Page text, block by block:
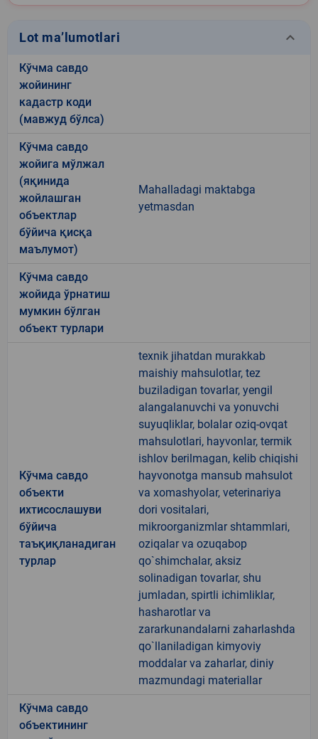
Lot ma’lumotlari keyboard_arrow_down
Кўчма савдо
жойининг
кадастр коди
(мавжуд бўлса)
Кўчма савдо
жойига мўлжал
(яқинида
жойлашган
объектлар
бўйича қисқа
маълумот)
Mahalladagi maktabga
yetmasdan
Кўчма савдо
жойида ўрнатиш
мумкин бўлган
объект турлари
Кўчма савдо
объекти
ихтисослашуви
бўйича
таъқиқланадиган
турлар
texnik jihatdan murakkab
maishiy mahsulotlar, tez
buziladigan tovarlar, yengil
alangalanuvchi va yonuvchi
suyuqliklar, bolalar oziq-ovqat
mahsulotlari, hayvonlar, termik
ishlov berilmagan, kelib chiqishi
hayvonotga mansub mahsulot
va xomashyolar, veterinariya
dori vositalari,
mikroorganizmlar shtammlari,
oziqalar va ozuqabop
qo`shimchalar, aksiz
solinadigan tovarlar, shu
jumladan, spirtli ichimliklar,
hasharotlar va
zararkunandalarni zaharlashda
qo`llaniladigan kimyoviy
moddalar va zaharlar, diniy
mazmundagi materiallar
Кўчма савдо
объектининг